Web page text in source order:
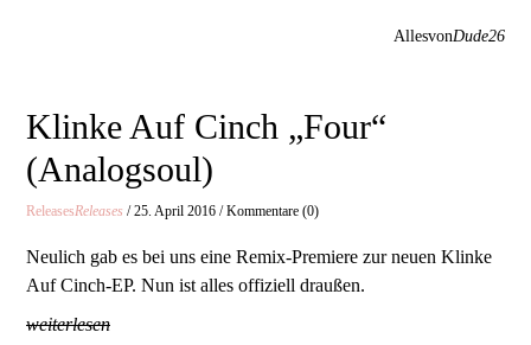
AllesvonDude26
Klinke Auf Cinch „Four“
(Analogsoul)
ReleasesReleases / 25. April 2016 / Kommentare (0)
Neulich gab es bei uns eine Remix-Premiere zur neuen Klinke
Auf Cinch-EP. Nun ist alles offiziell draußen.
weiterlesen